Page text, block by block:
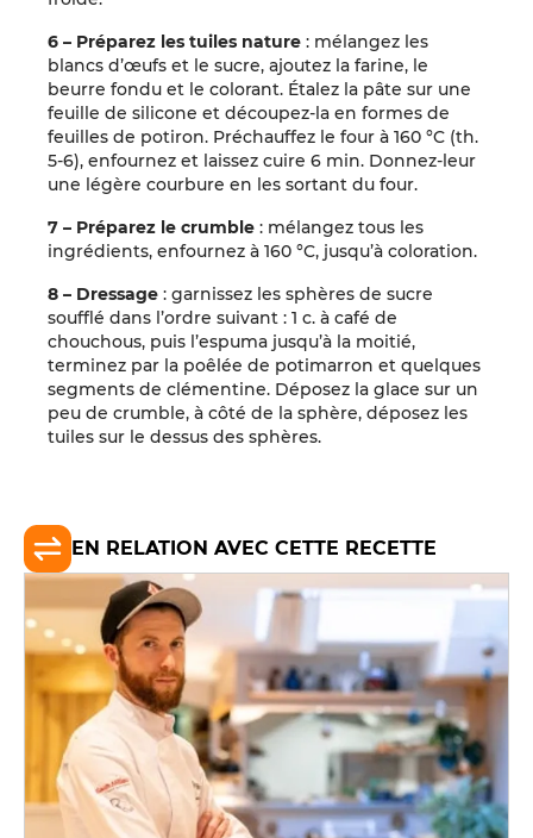
6 – Préparez les tuiles nature : mélangez les
blancs d’œufs et le sucre, ajoutez la farine, le
beurre fondu et le colorant. Étalez la pâte sur une
feuille de silicone et découpez-la en formes de
feuilles de potiron. Préchauffez le four à 160 °C (th.
5-6), enfournez et laissez cuire 6 min. Donnez-leur
une légère courbure en les sortant du four.
7 – Préparez le crumble : mélangez tous les
ingrédients, enfournez à 160 °C, jusqu’à coloration.
8 – Dressage : garnissez les sphères de sucre
soufflé dans l’ordre suivant : 1 c. à café de
chouchous, puis l’espuma jusqu’à la moitié,
terminez par la poêlée de potimarron et quelques
segments de clémentine. Déposez la glace sur un
peu de crumble, à côté de la sphère, déposez les
tuiles sur le dessus des sphères.
EN RELATION AVEC CETTE RECETTE